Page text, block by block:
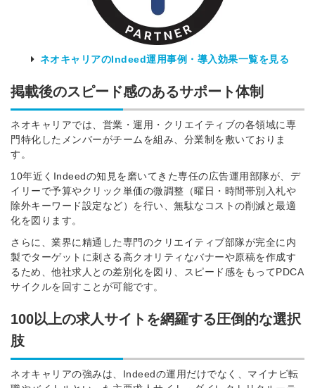
ネオキャリアのIndeed運用事例・導入効果一覧を見る
掲載後のスピード感のあるサポート体制
ネオキャリアでは、営業・運用・クリエイティブの各領域に専
門特化したメンバーがチームを組み、分業制を敷いておりま
す。
10年近くIndeedの知見を磨いてきた専任の広告運用部隊が、デ
イリーで予算やクリック単価の微調整（曜日・時間帯別入札や
除外キーワード設定など）を行い、無駄なコストの削減と最適
化を図ります。
さらに、業界に精通した専門のクリエイティブ部隊が完全に内
製でターゲットに刺さる高クオリティなバナーや原稿を作成す
るため、他社求人との差別化を図り、スピード感をもってPDCA
サイクルを回すことが可能です。
100以上の求人サイトを網羅する圧倒的な選択
肢
ネオキャリアの強みは、Indeedの運用だけでなく、マイナビ転